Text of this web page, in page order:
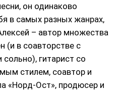
он одинаково
в самых разных жанрах,
– автор множества
(и в соавторстве с
гитарист со
стилем, соавтор и
«Норд-Ост», продюсер и